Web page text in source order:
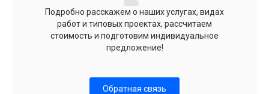
Подробно расскажем о наших услугах, видах
работ и типовых проектах, рассчитаем
стоимость и подготовим индивидуальное
предложение!
Обратная связь